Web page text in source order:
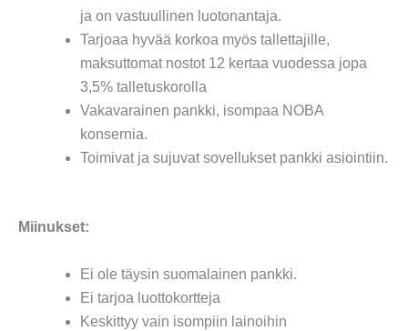
ja on vastuullinen luotonantaja.
Tarjoaa hyvää korkoa myös tallettajille,
maksuttomat nostot 12 kertaa vuodessa jopa
3,5% talletuskorolla
Vakavarainen pankki, isompaa NOBA
konsernia.
Toimivat ja sujuvat sovellukset pankki asiointiin.
Miinukset:
Ei ole täysin suomalainen pankki.
Ei tarjoa luottokortteja
Keskittyy vain isompiin lainoihin